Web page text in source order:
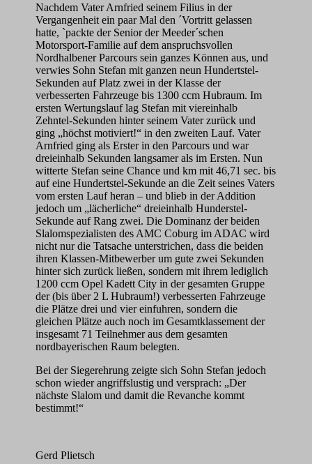
Nachdem Vater Arnfried seinem Filius in der
Vergangenheit ein paar Mal den ´Vortritt gelassen
hatte, `packte der Senior der Meeder´schen
Motorsport-Familie auf dem anspruchsvollen
Nordhalbener Parcours sein ganzes Können aus, und
verwies Sohn Stefan mit ganzen neun Hundertstel-
Sekunden auf Platz zwei in der Klasse der
verbesserten Fahrzeuge bis 1300 ccm Hubraum. Im
ersten Wertungslauf lag Stefan mit viereinhalb
Zehntel-Sekunden hinter seinem Vater zurück und
ging „höchst motiviert!“ in den zweiten Lauf. Vater
Arnfried ging als Erster in den Parcours und war
dreieinhalb Sekunden langsamer als im Ersten. Nun
witterte Stefan seine Chance und km mit 46,71 sec. bis
auf eine Hundertstel-Sekunde an die Zeit seines Vaters
vom ersten Lauf heran – und blieb in der Addition
jedoch um „lächerliche“ dreieinhalb Hunderstel-
Sekunde auf Rang zwei. Die Dominanz der beiden
Slalomspezialisten des AMC Coburg im ADAC wird
nicht nur die Tatsache unterstrichen, dass die beiden
ihren Klassen-Mitbewerber um gute zwei Sekunden
hinter sich zurück ließen, sondern mit ihrem lediglich
1200 ccm Opel Kadett City in der gesamten Gruppe
der (bis über 2 L Hubraum!) verbesserten Fahrzeuge
die Plätze drei und vier einfuhren, sondern die
gleichen Plätze auch noch im Gesamtklassement der
insgesamt 71 Teilnehmer aus dem gesamten
nordbayerischen Raum belegten.
Bei der Siegerehrung zeigte sich Sohn Stefan jedoch
schon wieder angriffslustig und versprach: „Der
nächste Slalom und damit die Revanche kommt
bestimmt!“
Gerd Plietsch